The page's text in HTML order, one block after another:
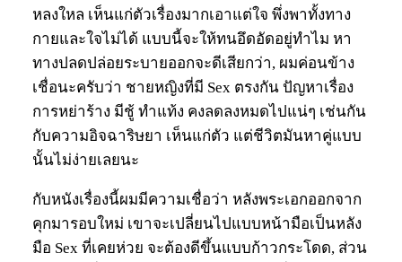
หลงใหล เห็นแก่ตัวเรื่องมากเอาแต่ใจ พึ่งพาทั้งทาง
กายและใจไม่ได้ แบบนี้จะให้ทนอึดอัดอยู่ทำไม หา
ทางปลดปล่อยระบายออกจะดีเสียกว่า, ผมค่อนข้าง
เชื่อนะครับว่า ชายหญิงที่มี Sex ตรงกัน ปัญหาเรื่อง
การหย่าร้าง มีชู้ ทำแท้ง คงลดลงหมดไปแน่ๆ เช่นกัน
กับความอิจฉาริษยา เห็นแก่ตัว แต่ชีวิตมันหาคู่แบบ
นั้นไม่ง่ายเลยนะ
กับหนังเรื่องนี้ผมมีความเชื่อว่า หลังพระเอกออกจาก
คุกมารอบใหม่ เขาจะเปลี่ยนไปแบบหน้ามือเป็นหลัง
มือ Sex ที่เคยห่วย จะต้องดีขึ้นแบบก้าวกระโดด, ส่วน